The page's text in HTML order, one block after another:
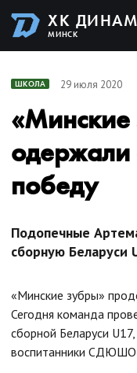
ХК
МИНСК
ШКОЛА 29 июля 2020
«Минские
победу
Подопечные
сборную Беларуси
«Минские зубры»
Сегодня команда
сборной Беларуси
воспитанники